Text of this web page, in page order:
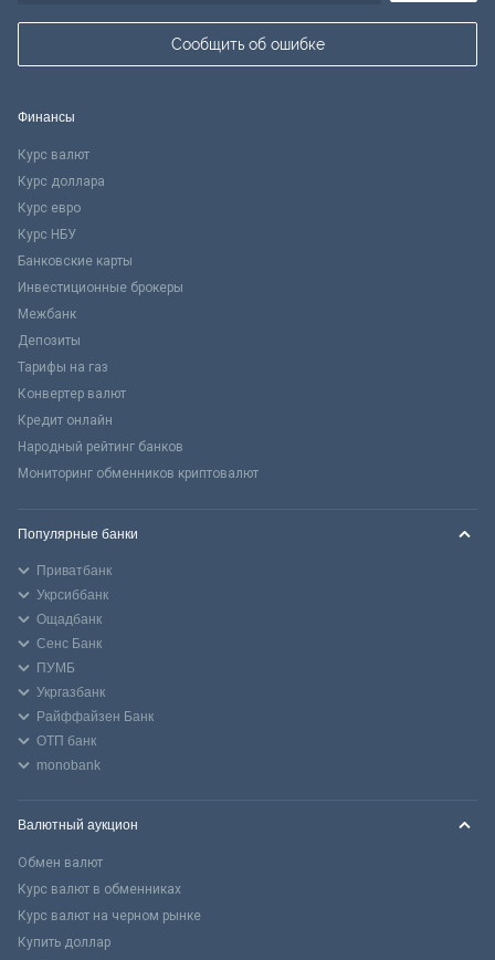
Сообщить об ошибке
Финансы
Курс валют
Курс доллара
Курс евро
Курс НБУ
Банковские карты
Инвестиционные брокеры
Межбанк
Депозиты
Тарифы на газ
Конвертер валют
Кредит онлайн
Народный рейтинг банков
Мониторинг обменников криптовалют
Популярные банки
Приватбанк
Укрсиббанк
Ощадбанк
Сенс Банк
ПУМБ
Укргазбанк
Райффайзен Банк
ОТП банк
monobank
Валютный аукцион
Обмен валют
Курс валют в обменниках
Курс валют на черном рынке
Купить доллар